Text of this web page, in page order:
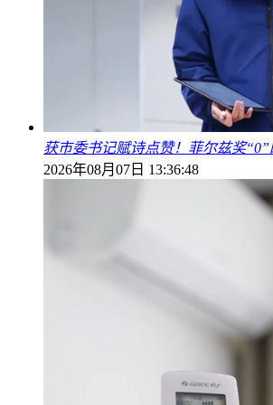
获市委书记赋诗点赞！菲尔兹奖
2026年08月07日 13:36:48